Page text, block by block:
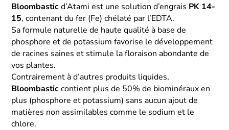
Bloombasticd’Atami est une solution d’engrais PK 14-
15, contenant du fer (Fe) chélaté par l’EDTA.
Sa formule naturelle de haute qualité à base de
phosphore et de potassium favorise le développement
de racines saines et stimule la floraison abondante de
vos plantes.
Contrairement à d’autres produits liquides,
Bloombasticcontient plus de 50% de biominéraux en
plus (phosphore et potassium) sans aucun ajout de
matières non assimilables comme le sodium et le
chlore.